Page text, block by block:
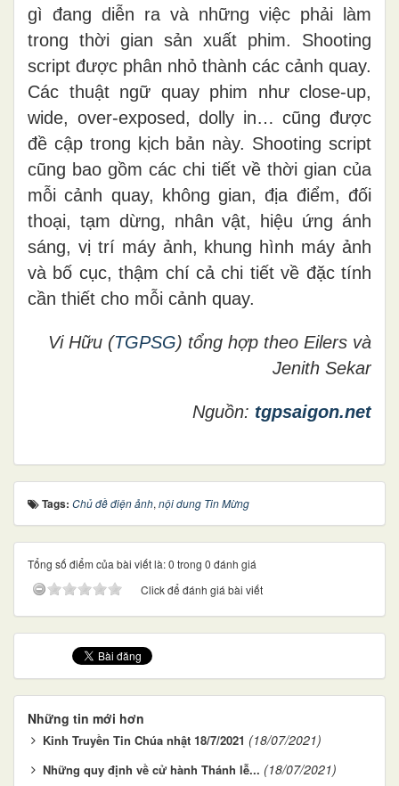
gì đang diễn ra và những việc phải làm
trong thời gian sản xuất phim. Shooting
script được phân nhỏ thành các cảnh quay.
Các thuật ngữ quay phim như close-up,
wide, over-exposed, dolly in… cũng được
đề cập trong kịch bản này. Shooting script
cũng bao gồm các chi tiết về thời gian của
mỗi cảnh quay, không gian, địa điểm, đối
thoại, tạm dừng, nhân vật, hiệu ứng ánh
sáng, vị trí máy ảnh, khung hình máy ảnh
và bố cục, thậm chí cả chi tiết về đặc tính
cần thiết cho mỗi cảnh quay.
Vi Hữu (TGPSG) tổng hợp theo Eilers và
Jenith Sekar
Nguồn: tgpsaigon.net
Tags: Chủ đề điện ảnh, nội dung Tin Mừng
Tổng số điểm của bài viết là: 0 trong 0 đánh giá
Click để đánh giá bài viết
Những tin mới hơn
Kinh Truyền Tin Chúa nhật 18/7/2021 (18/07/2021)
Những quy định về cử hành Thánh lễ... (18/07/2021)